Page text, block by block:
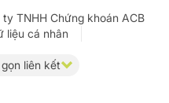
TNHH Chứng khoán ACB
liệu cá nhân
liên kết